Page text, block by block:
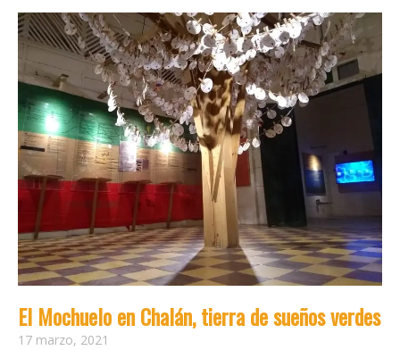
El Mochuelo en Chalán, tierra de sueños verdes
17 marzo, 2021